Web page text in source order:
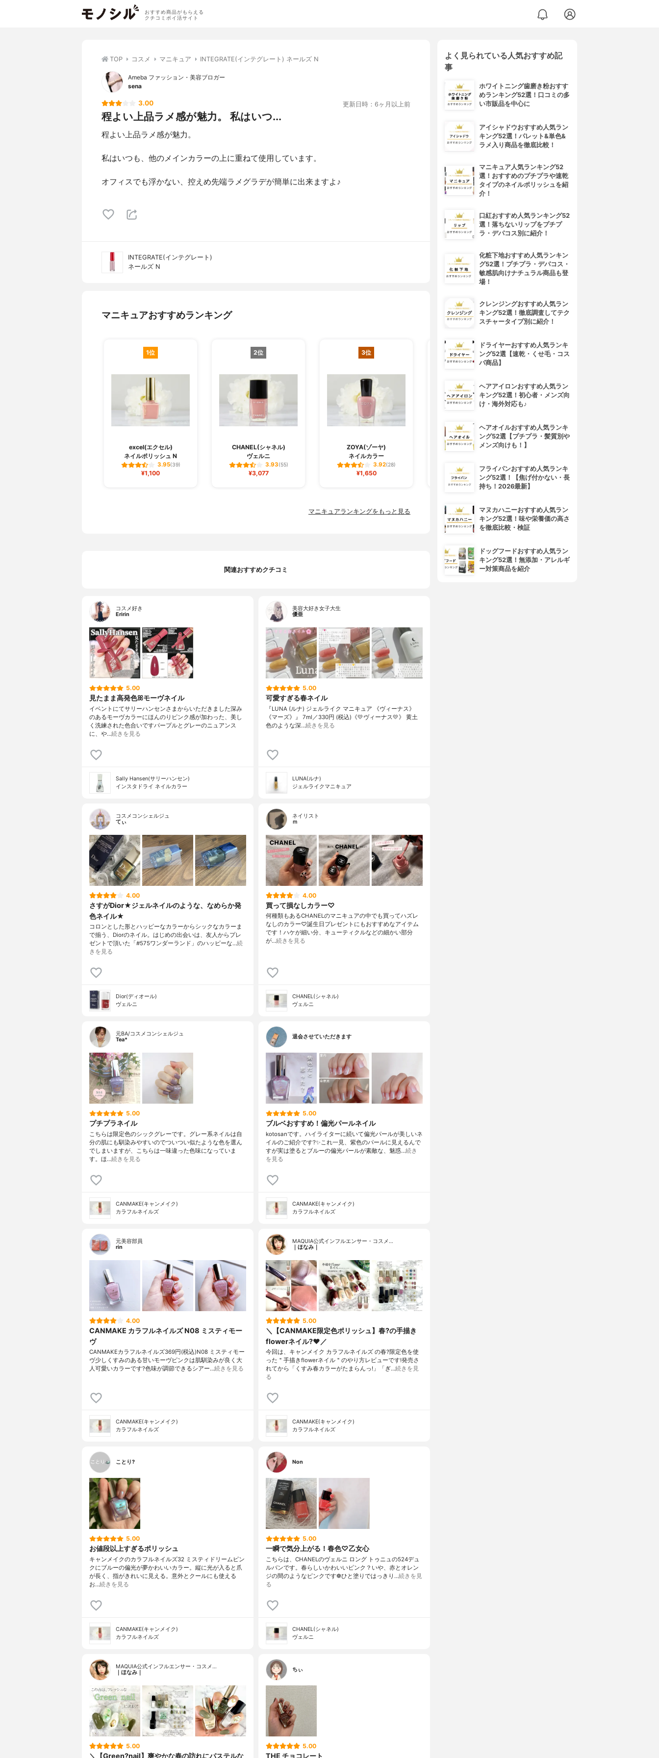
おすすめ商品がもらえる
クチコミポイ活サイト
TOP コスメ マニキュア INTEGRATE(インテグレート) ネールズ N
Ameba ファッション・美容ブロガー
sena
3.00 更新日時：6ヶ月以上前
程よい上品ラメ感が魅力。 私はいつ...
程よい上品ラメ感が魅力。
私はいつも、他のメインカラーの上に重ねて使用しています。
オフィスでも浮かない、控えめ先端ラメグラデが簡単に出来ますよ♪
INTEGRATE(インテグレート)
ネールズ N
マニキュアおすすめランキング
1位
excel(エクセル)
ネイルポリッシュ N
3.95(39)
¥1,100
2位
CHANEL(シャネル)
ヴェルニ
3.93(55)
¥3,077
3位
ZOYA(ゾーヤ)
ネイルカラー
3.92(28)
¥1,650
4位
CANMAKE(キャンメイク)
3.90 (105)
¥388
マニキュアランキングをもっと見る
関連おすすめクチコミ
コスメ好き
Eririn
5.00
見たまま高発色ꕤモーヴネイル
イベントにてサリーハンセンさまからいただきました深み
のあるモーヴカラーにほんのりピンク感が加わった、美し
く洗練された色合いですパープルとグレーのニュアンス
に、や…続きを見る
Sally Hansen(サリーハンセン)
インスタドライ ネイルカラー
美容大好き女子大生
優亜
5.00
可愛すぎる春ネイル
『LUNA (ルナ) ジェルライク マニキュア 《ヴィーナス》
《マーズ》』 7ml／330円 (税込)《💛ヴィーナス💛》 黄土
色のような深…続きを見る
LUNA(ルナ)
ジェルライクマニキュア
コスメコンシェルジュ
てぃ
4.00
さすがDior★ジェルネイルのような、なめらか発
色ネイル★
コロンとした形とハッピーなカラーからシックなカラーま
で揃う、Diorのネイル。はじめの出会いは、友人からプレ
ゼントで頂いた「#575ワンダーランド」のハッピーな…続
きを見る
Dior(ディオール)
ヴェルニ
ネイリスト
ｍ
4.00
買って損なしカラー♡
何種類もあるCHANELのマニキュアの中でも買ってハズレ
なしのカラー♡誕生日プレゼントにもおすすめなアイテム
です！ハケが細い分、キューティクルなどの細かい部分
が…続きを見る
CHANEL(シャネル)
ヴェルニ
元BA/コスメコンシェルジュ
Tea*
5.00
プチプラネイル
こちらは限定色のシックグレーです。グレー系ネイルは自
分の肌にも馴染みやすいのでついつい似たような色を選ん
でしまいますが、こちらは一味違った色味になっていま
す。ほ…続きを見る
CANMAKE(キャンメイク)
カラフルネイルズ
退会させていただきます
5.00
ブルベおすすめ！偏光パールネイル
kotosanです。ハイライターに続いて偏光パールが美しいネ
イルのご紹介です?✨これ一見、紫色のパールに見えるんで
すが実は塗るとブルーの偏光パールが素敵な、魅惑…続き
を見る
CANMAKE(キャンメイク)
カラフルネイルズ
元美容部員
rin
4.00
CANMAKE カラフルネイルズ N08 ミスティモー
ヴ
CANMAKEカラフルネイルズ369円(税込)N08 ミスティモー
ヴ少しくすみのある甘いモーヴピンクは肌馴染みが良く大
人可愛いカラーです?色味が調節できるシアー…続きを見る
CANMAKE(キャンメイク)
カラフルネイルズ
MAQUIA公式インフルエンサー・コスメ…
｜ほなみ｜
5.00
＼【CANMAKE限定色ポリッシュ】春?の手描き
flowerネイル?❤️／
今回は、キャンメイク カラフルネイルズ の春?限定色を使
った＂手描きflowerネイル＂のやり方レビューです!発売さ
れてから「くすみ春カラーがたまらんっ!」「ぎ…続きを見
る
CANMAKE(キャンメイク)
カラフルネイルズ
ことり?
5.00
お値段以上すぎるポリッシュ
キャンメイクのカラフルネイルズ32 ミスティドリームピン
クにブルーの偏光が夢かわいいカラー。縦に光が入ると爪
が長く、指がきれいに見える。意外とクールにも使える
お…続きを見る
CANMAKE(キャンメイク)
カラフルネイルズ
Non
5.00
一瞬で気分上がる！春色♡乙女心
こちらは、CHANELのヴェルニ ロング トゥニュの524デュ
ルバンです。春らしいかわいいピンク？いや、赤とオレン
ジの間のようなピンクです❁︎ひと塗りではっきり…続きを見
る
CHANEL(シャネル)
ヴェルニ
MAQUIA公式インフルエンサー・コスメ…
｜ほなみ｜
5.00
＼【Green?nail】爽やかな春の訪れにパステルな
ちぃ
5.00
THE チョコレート
よく見られている人気おすすめ記
事
ホワイトニング歯磨き粉おすす
めランキング52選！口コミの多
い市販品を中心に
アイシャドウおすすめ人気ラン
キング52選！パレット&単色&
ラメ入り商品を徹底比較！
マニキュア人気ランキング52
選！おすすめのプチプラや速乾
タイプのネイルポリッシュを紹
介！
口紅おすすめ人気ランキング52
選！落ちないリップをプチプ
ラ・デパコス別に紹介！
化粧下地おすすめ人気ランキン
グ52選！プチプラ・デパコス・
敏感肌向けナチュラル商品も登
場！
クレンジングおすすめ人気ラン
キング52選！徹底調査してテク
スチャータイプ別に紹介！
ドライヤーおすすめ人気ランキ
ング52選【速乾・くせ毛・コス
パ商品】
ヘアアイロンおすすめ人気ラン
キング52選！初心者・メンズ向
け・海外対応も♪
ヘアオイルおすすめ人気ランキ
ング52選【プチプラ・髪質別や
メンズ向けも！】
フライパンおすすめ人気ランキ
ング52選！【焦げ付かない・長
持ち！2026最新】
マヌカハニーおすすめ人気ラン
キング52選！味や栄養価の高さ
を徹底比較・検証
ドッグフードおすすめ人気ラン
キング52選！無添加・アレルギ
ー対策商品を紹介